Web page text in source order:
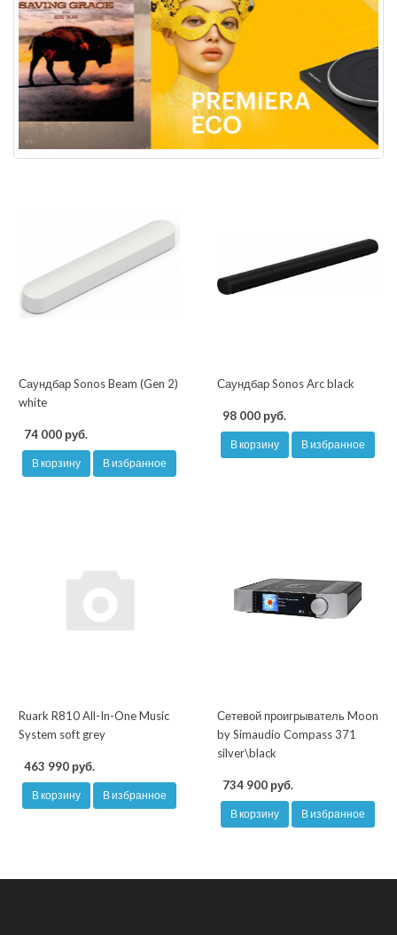
Саундбар Sonos Beam (Gen 2)
white
74 000 руб.
В корзину В избранное
Саундбар Sonos Arc black
98 000 руб.
В корзину В избранное
Ruark R810 All-In-One Music
System soft grey
463 990 руб.
В корзину В избранное
Сетевой проигрыватель Moon
by Simaudio Compass 371
silver\black
734 900 руб.
В корзину В избранное